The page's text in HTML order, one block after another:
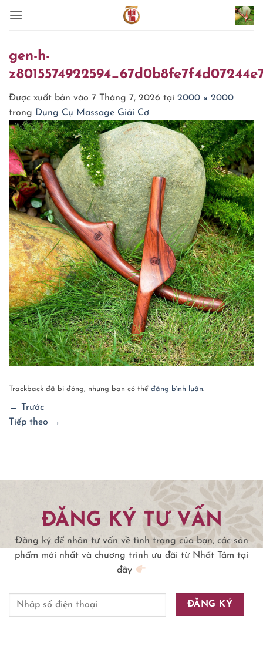
qua
gen-h-
Được xuất bản vào 7 Tháng 7, 2026 tại 2000 × 2000
trong Dụng Cụ Massage Giải Cơ
Trackback đã bị đóng, nhưng bạn có thể đăng bình luận.
←
Trước
Tiếp theo →
ĐĂNG KÝ TƯ VẤN
Đăng ký để nhận tư vấn về tình trạng của bạn, các sản
phẩm mới nhất và chương trình ưu đãi từ Nhất Tâm tại
đây